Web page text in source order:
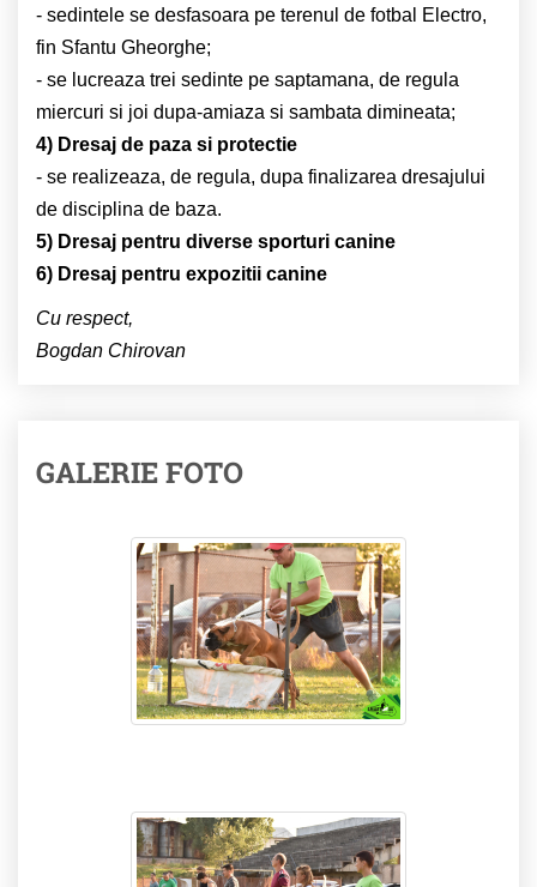
- sedintele se desfasoara pe terenul de fotbal Electro,
fin Sfantu Gheorghe;
- se lucreaza trei sedinte pe saptamana, de regula
miercuri si joi dupa-amiaza si sambata dimineata;
4) Dresaj de paza si protectie
- se realizeaza, de regula, dupa finalizarea dresajului
de disciplina de baza.
5) Dresaj pentru diverse sporturi canine
6) Dresaj pentru expozitii canine
Cu respect,
Bogdan Chirovan
GALERIE FOTO